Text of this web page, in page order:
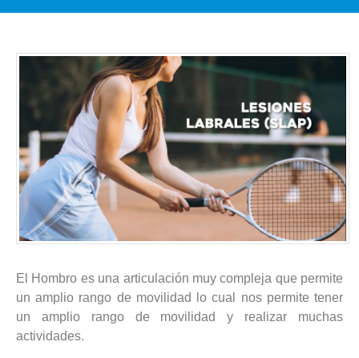
El Hombro es una articulación muy compleja que permite
un amplio rango de movilidad lo cual nos permite tener
un amplio rango de movilidad y realizar muchas
actividades.